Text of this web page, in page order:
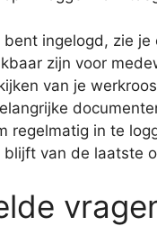
ingelogd, zie
zijn voor
van je
regelmatig in te
van de laatste